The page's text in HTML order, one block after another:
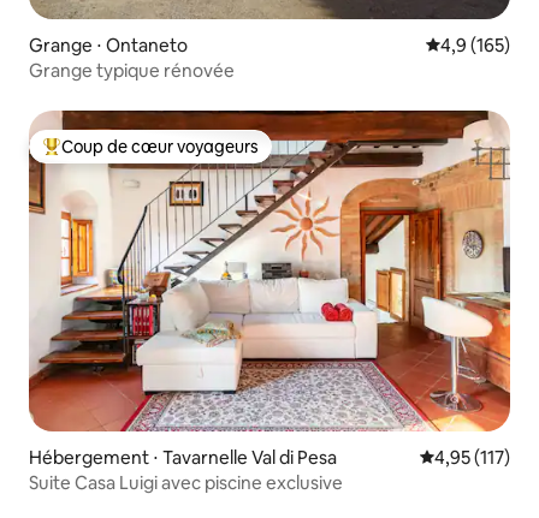
Grange ⋅ Ontaneto Évaluation
4,9 (165)
Grange typique rénovée
Coups de cœur voyageurs les plus appréciés
Coup de cœur voyageurs
Hébergement ⋅ Tavarnelle Val di Pesa Évaluation
4,95 (117)
Suite Casa Luigi avec piscine exclusive